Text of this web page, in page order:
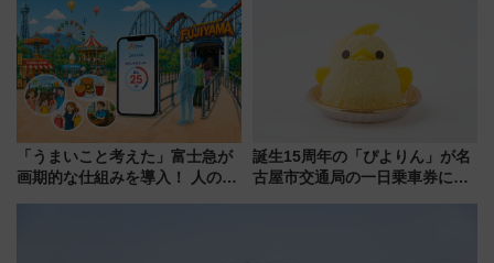
「うまいこと考えた」富士急が
画期的な仕組みを導入！ 人のか
誕生15周年の「ぴよりん」が名
古屋市交通局の一日乗車券に！